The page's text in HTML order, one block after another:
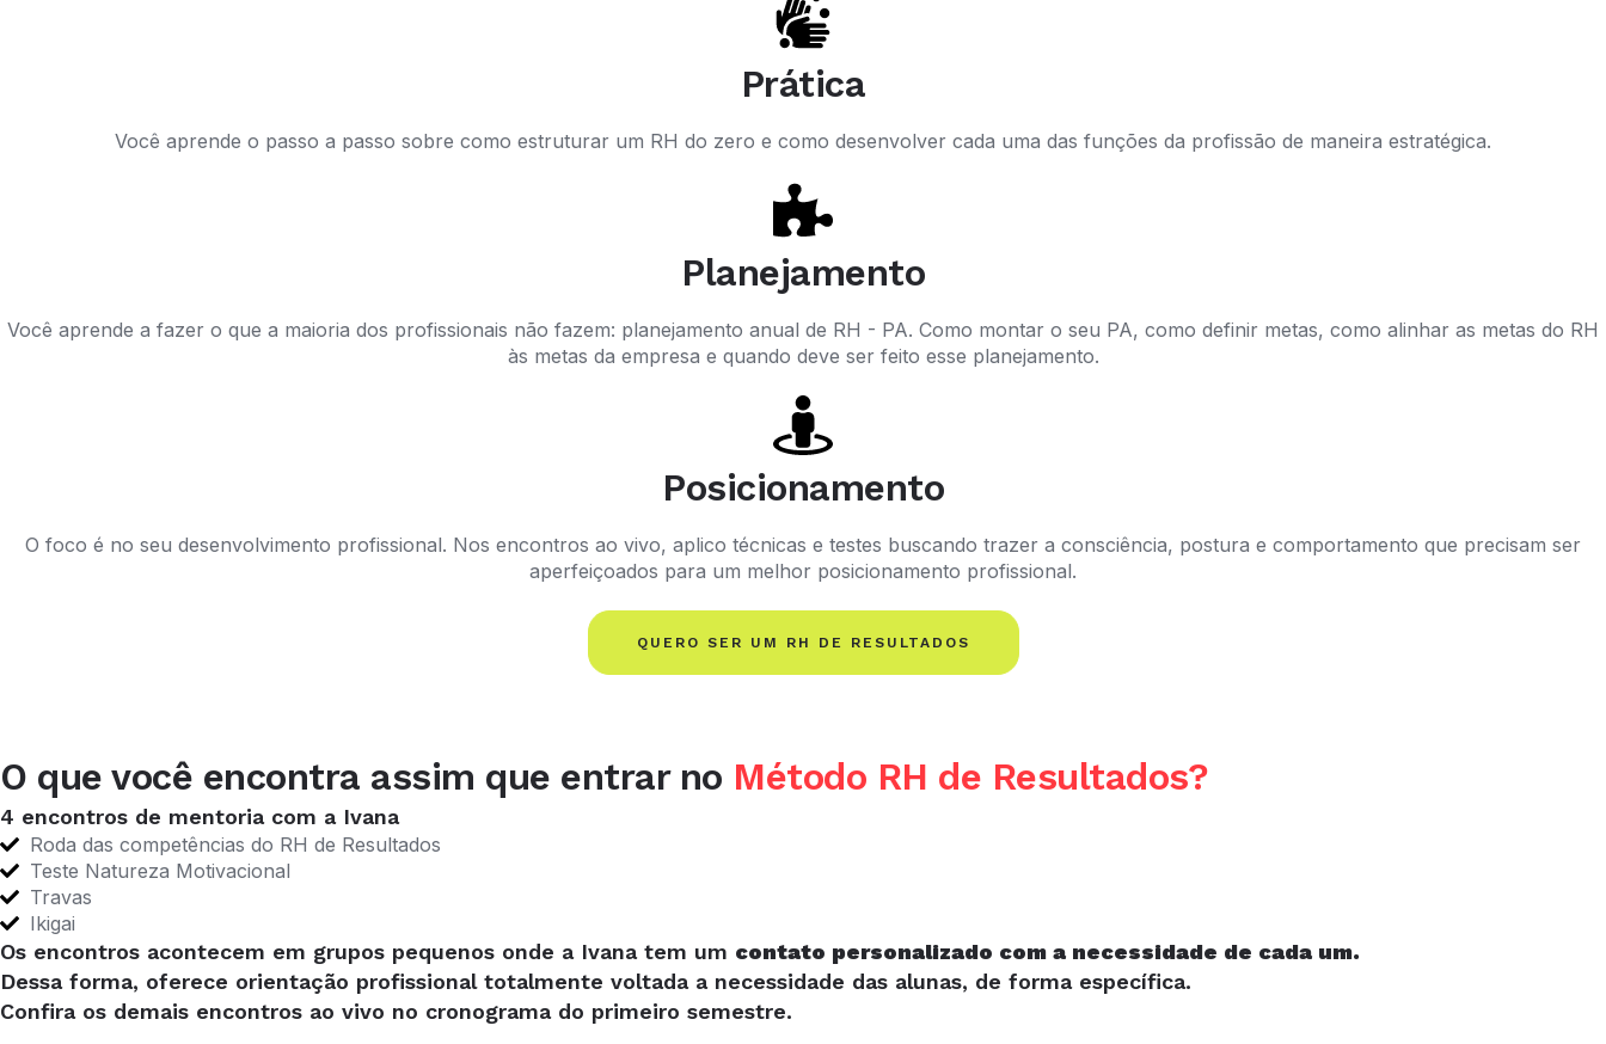
Prática
Você aprende o passo a passo sobre como estruturar um RH do zero e como desenvolver cada uma das funções da profissão de maneira estratégica.
Planejamento
Você aprende a fazer o que a maioria dos profissionais não fazem: planejamento anual de RH - PA. Como montar o seu PA, como definir metas, como alinhar as metas do RH
às metas da empresa e quando deve ser feito esse planejamento.
Posicionamento
O foco é no seu desenvolvimento profissional. Nos encontros ao vivo, aplico técnicas e testes buscando trazer a consciência, postura e comportamento que precisam ser
aperfeiçoados para um melhor posicionamento profissional.
QUERO SER UM RH DE RESULTADOS
O que você encontra assim que entrar no Método RH de Resultados?
4 encontros de mentoria com a Ivana
Roda das competências do RH de Resultados
Teste Natureza Motivacional
Travas
Ikigai
Os encontros acontecem em grupos pequenos onde a Ivana tem um contato personalizado com a necessidade de cada um.
Dessa forma, oferece orientação profissional totalmente voltada a necessidade das alunas, de forma específica.
Confira os demais encontros ao vivo no cronograma do primeiro semestre.